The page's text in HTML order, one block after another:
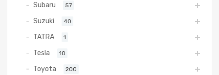
Subaru 57
Suzuki 40
TATRA 1
Tesla 10
Toyota 200